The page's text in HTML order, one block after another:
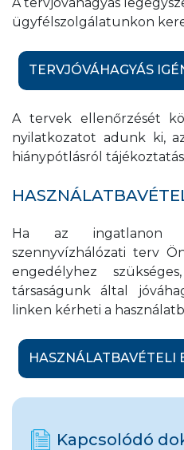
ügyfélszolgálatunkon
TERVJÓVÁHAGYÁS
A tervek ellenőrzését
nyilatkozatot adunk ki,
hiánypótlásról
Ha az ingatlanon
szennyvízhálózati terv
engedélyhez
társaságunk által
linken kérheti a
HASZNÁLATBAVÉTELI
Kapcsolódó